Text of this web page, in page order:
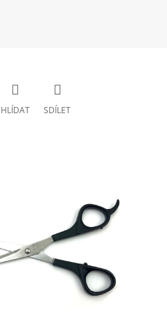
HLÍDAT SDÍLET